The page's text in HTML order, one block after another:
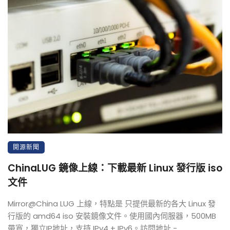
開源新聞
ChinaLUG 鏡像上線：下載最新 Linux 發行版 iso
文件
Mirror@China LUG 上線，特點是 只提供最新的各大 Linux 發
行版的 amd64 iso 安裝鏡像文件。使用國內伺服器，500MB